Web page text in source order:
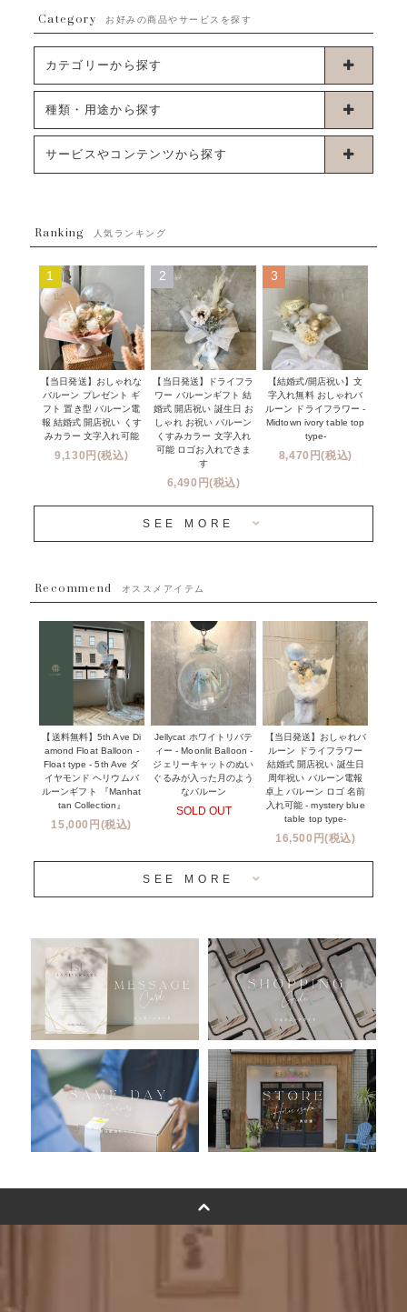
Category お好みの商品やサービスを探す
カテゴリーから探す
卓上タイプバルーン
ブーケタイプバルーン
ムーンリットバルーン
コンフェッティバルーン
フリンジバルーン
デコレーションセット
プロップスバルーン
オプション
成人式・卒業式・入学式バルーンブーケ
種類・用途から探す
お誕生日
開店・周年祝い
発表会・劇場
その他お祝い
クリスマス
新商品
~３０００円
~５５００円
１１０００円以上
NEW YORK MIND - ニューヨークスタイルバルーン
※コンフェッティバルーン -プリント内容-
サービスやコンテンツから探す
発送について
Q&A
メッセージカード・電報について
オーダーメイドについて
セミオーダーについて
フリンジバルーンについて
コンフェッティバルーンについて
ハワイウェディングサービス
企業・法人様
ウェディングコンフェッティバルーン特集
実店舗について -大阪 堀江店・名古屋 星ヶ丘店・滋賀 配送
センター店・沖縄 嘉手納基地店-
プリントサービス
前撮り写真バルーン特集
姉妹店＆関連ショップについて
安心のチャビーバルーン
おすすめ商品
バルーン自動販売機
浮くバルーンオーダーメイド - coming soonn -
卓上バルーンオーダーメイド
ムーンリットバルーンについて
その他オーダーメイド
バルーンフラワーブーケについて
プリントフォント詳細＆使用例
Ranking 人気ランキング
1
【当日発送】おしゃれな
バルーン プレゼント ギ
フト 置き型 バルーン電
報 結婚式 開店祝い くす
みカラー 文字入れ可能
9,130円(税込)
2
【当日発送】ドライフラ
ワー バルーンギフト 結
婚式 開店祝い 誕生日 お
しゃれ お祝い バルーン
くすみカラー 文字入れ
可能 ロゴお入れできま
す
6,490円(税込)
3
【結婚式/開店祝い】文
字入れ無料 おしゃれバ
ルーン ドライフラワー -
Midtown ivory table top
type-
8,470円(税込)
SEE MORE
Recommend オススメアイテム
【送料無料】5th Ave Di
amond Float Balloon -
Float type - 5th Ave ダ
イヤモンド ヘリウムバ
ルーンギフト 『Manhat
tan Collection』
15,000円(税込)
Jellycat ホワイトリバテ
ィー - Moonlit Balloon -
ジェリーキャットのぬい
ぐるみが入った月のよう
なバルーン
SOLD OUT
【当日発送】おしゃれバ
ルーン ドライフラワー
結婚式 開店祝い 誕生日
周年祝い バルーン電報
卓上 バルーン ロゴ 名前
入れ可能 - mystery blue
table top type-
16,500円(税込)
SEE MORE